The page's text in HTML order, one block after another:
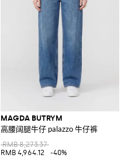
MAGDA BUTRYM
高腰阔腿牛仔 palazzo 牛仔裤
RMB 8,273.37
RMB 4,964.12
-40%